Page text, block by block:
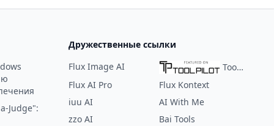
и
за считанные минуты с помощью
Judge":
Дружественные ссылки
Flux Image AI
ToolPilot
Flux AI Pro
Flux Kontext
iuu AI
AI With Me
zzo AI
Bai Tools